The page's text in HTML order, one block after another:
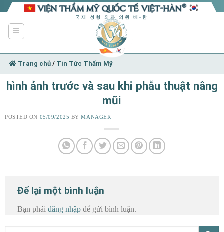
Skip
content
국제 성형 외과 의원 베-한
Trang chủ/ Tin Tức Thẩm Mỹ
hình ảnh trước và sau khi phẫu thuật nâng
mũi
POSTED ON 05/09/2025 BYMANAGER
Để lại một bình luận
Bạn phải đăng nhập để gửi bình luận.